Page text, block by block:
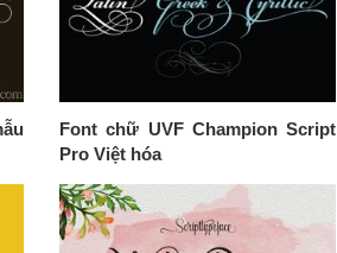
Font chữ UVF Champion Script
Pro Việt hóa